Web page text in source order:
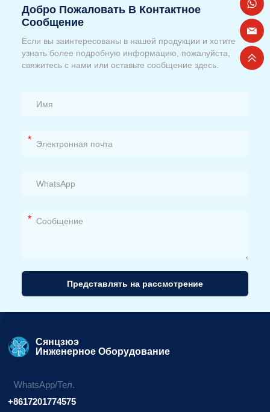
Добро Пожаловать В Контактное
Сообщение
Если вы заинтересованы в нашей продукции и хотите
узнать более подробную информацию, пожалуйста,
свяжитесь с нами или оставьте сообщение здесь.
*
*
Представлять на рассмотрение
вариант:
Сянцзюэ
Инженерное Оборудование
WhatsApp/Тел.
+8617201774575